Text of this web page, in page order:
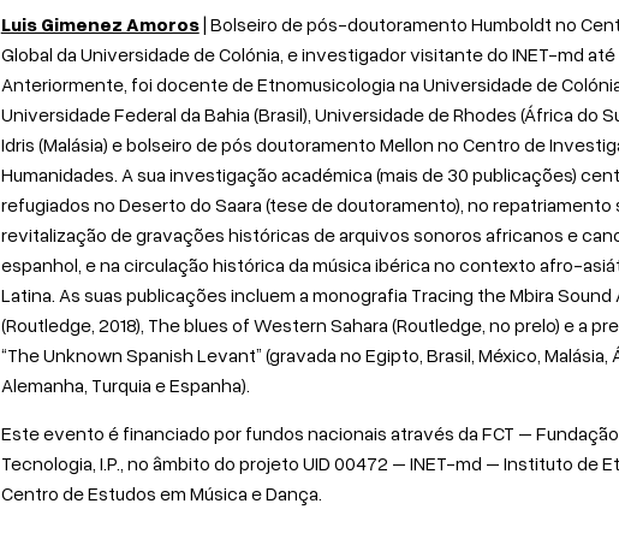
Luis Gimenez Amoros| Bolseiro de pós-doutoramento Humboldt no
Global da Universidade de Colónia, e investigador visitante do INET-md até
Anteriormente, foi docente de Etnomusicologia na Universidade de Colónia
Universidade Federal da Bahia (Brasil), Universidade de Rhodes (África do
Idris (Malásia) e bolseiro de pós doutoramento Mellon no Centro de
Humanidades. A sua investigação académica (mais de 30 publicações)
refugiados no Deserto do Saara (tese de doutoramento), no repatriamento
revitalização de gravações históricas de arquivos sonoros africanos e
espanhol, e na circulação histórica da música ibérica no contexto afro-
Latina. As suas publicações incluem a monografia Tracing the Mbira
(Routledge, 2018), The blues of Western Sahara (Routledge, no prelo) e a
“The Unknown Spanish Levant” (gravada no Egipto, Brasil, México, Malásia,
Alemanha, Turquia e Espanha).
Este evento é financiado por fundos nacionais através da FCT – Fundação
Tecnologia, I.P., no âmbito do projeto UID 00472 – INET-md – Instituto de
Centro de Estudos em Música e Dança.